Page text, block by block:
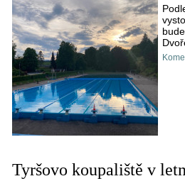
Tyršovo koupaliště v